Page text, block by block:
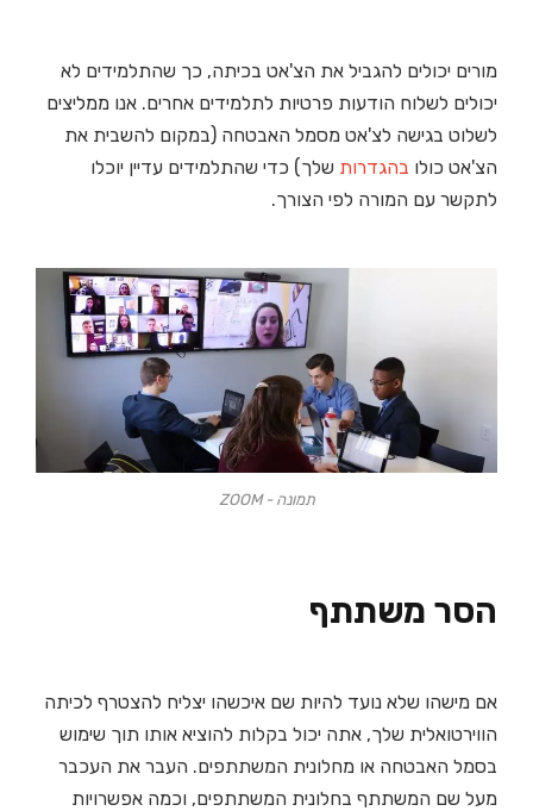
מורים יכולים להגביל את הצ'אט בכיתה, כך שהתלמידים לא
יכולים לשלוח הודעות פרטיות לתלמידים אחרים. אנו ממליצים
לשלוט בגישה לצ'אט מסמל האבטחה (במקום להשבית את
הצ'אט כולו בהגדרות שלך) כדי שהתלמידים עדיין יוכלו
לתקשר עם המורה לפי הצורך.
תמונה - ZOOM
הסר משתתף
אם מישהו שלא נועד להיות שם איכשהו יצליח להצטרף לכיתה
הווירטואלית שלך, אתה יכול בקלות להוציא אותו תוך שימוש
בסמל האבטחה או מחלונית המשתתפים. העבר את העכבר
מעל שם המשתתף בחלונית המשתתפים, וכמה אפשרויות